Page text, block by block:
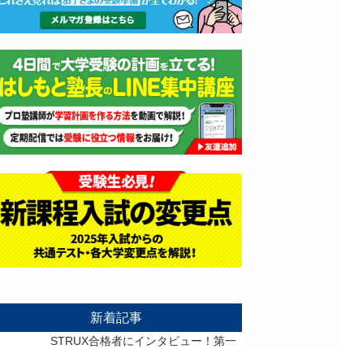
新着記事
STRUX合格者にインタビュー！第一